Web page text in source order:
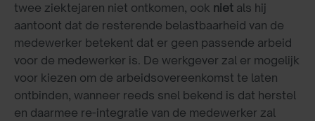
twee ziektejaren niet ontkomen, ook niet als hij
aantoont dat de resterende belastbaarheid van de
medewerker betekent dat er geen passende arbeid
voor de medewerker is. De werkgever zal er mogelijk
voor kiezen om de arbeidsovereenkomst te laten
ontbinden, wanneer reeds snel bekend is dat herstel
en daarmee re-integratie van de medewerker zal